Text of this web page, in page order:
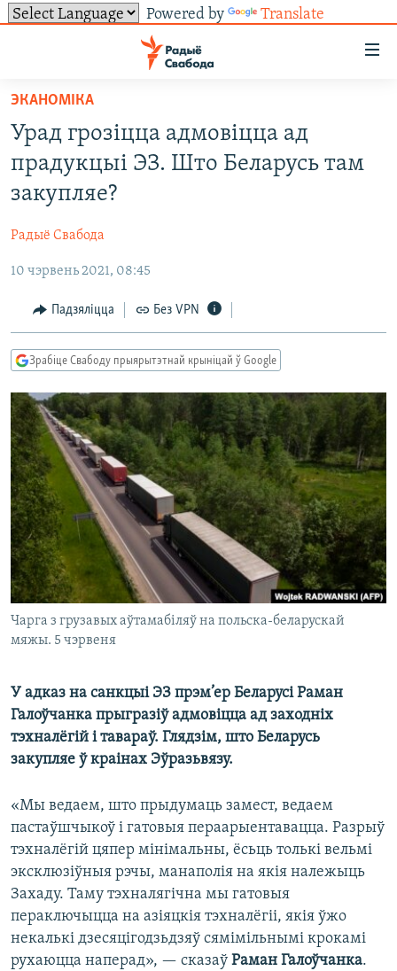
Powered by Translate
ўнівэрсальнага
доступу
Перайсьці
да
галоўнага
зьместу
Перайсьці
да
навігацыі
Перайсьці
пошуку
УСЕ НАВІНЫ
ПАЛІТЫКА
ЭКАНОМІКА
ВАЙНА
ПАЛІТВЯЗЬНІ
КУЛЬТУРА
КАЛЯНДАР
ТОЛЬКІ НА СВАБОДЗЕ
ГІСТОРЫЯ НА СВАБОДЗЕ
ПАДКАСТЫ
КНІГІ
PREMIUM
МОВА
НА ХВАЛЯХ СВАБОДЫ
СУВЯЗЬ
ПАДЗЯЛІЦЦА ІНФАРМАЦЫЯЙ
RSS
ПАДКАСТЫ
FACEBOOK
ЭКАНОМІКА
Урад грозіцца адмовіцца ад
прадукцыі ЭЗ. Што Беларусь там
закупляе?
Радыё Свабода
10 чэрвень 2021, 08:45
Падзяліцца Без VPN
Зрабіце Свабоду прыярытэтнай крыніцай ў Google
Чарга з грузавых аўтамабіляў на польска-беларускай
мяжы. 5 чэрвеня
У адказ на санкцыі ЭЗ прэм’ер Беларусі Раман
Галоўчанка прыгразіў адмовіцца ад заходніх
тэхналёгій і тавараў. Глядзім, што Беларусь
закупляе ў краінах Эўразьвязу.
«Мы ведаем, што прыдумаць замест, ведаем
пастаўшчыкоў і гатовыя пераарыентавацца. Разрыў
тэхналёгій цяпер мінімальны, ёсьць толькі вельмі
эксклюзіўныя рэчы, манаполія на якія належыць
Захаду. Таму тэхналягічна мы гатовыя
пераключыцца на азіяцкія тэхналёгіі, якія ўжо
некалькі дзесяцігодзьдзяў сямімільнымі крокамі
рухаюцца наперад», — сказаў Раман Галоўчанка.